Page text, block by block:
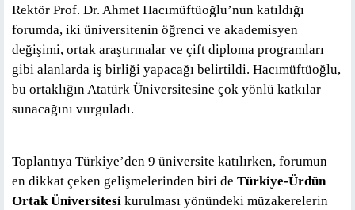
Rektör Prof. Dr. Ahmet Hacımüftüoğlu’nun katıldığı
forumda, iki üniversitenin öğrenci ve akademisyen
değişimi, ortak araştırmalar ve çift diploma programları
gibi alanlarda iş birliği yapacağı belirtildi. Hacımüftüoğlu,
bu ortaklığın Atatürk Üniversitesine çok yönlü katkılar
sunacağını vurguladı.
Toplantıya Türkiye’den 9 üniversite katılırken, forumun
en dikkat çeken gelişmelerinden biri de Türkiye-Ürdün
Ortak Üniversitesi kurulması yönündeki müzakerelerin